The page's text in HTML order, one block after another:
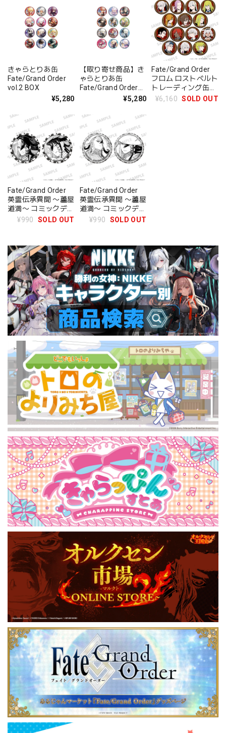
きゃらとりあ缶
Fate/Grand Order
vol.2 BOX
¥5,280
【取り寄せ商品】き
ゃらとりあ缶
Fate/Grand Order
¥5,280
Fate/Grand Order
フロム ロストベルト
トレーディング缶バ
ッジ BOX
¥6,160 SOLD OUT
Fate/Grand Order
英霊伝承異聞 〜蘆屋
道満〜 コミックデザ
イン缶バッジセット
¥990 SOLD OUT
Fate/Grand Order
英霊伝承異聞 〜蘆屋
道満〜 コミックデザ
イン缶バッジセット
¥990 SOLD OUT